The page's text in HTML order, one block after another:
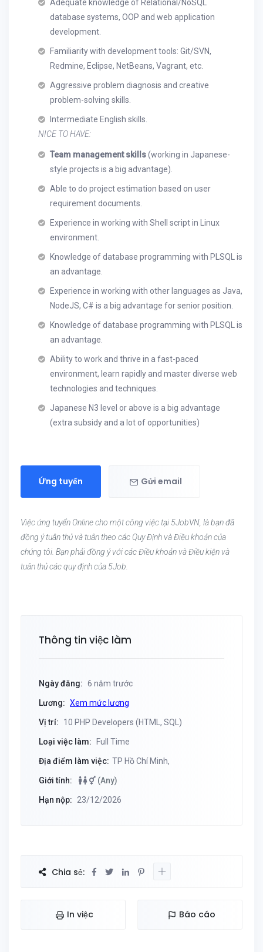
Adequate knowledge of Relational/NoSQL
database systems, OOP and web application
development.
Familiarity with development tools: Git/SVN,
Redmine, Eclipse, NetBeans, Vagrant, etc.
Aggressive problem diagnosis and creative
problem-solving skills.
Intermediate English skills.
NICE TO HAVE:
Team management skills(working in Japanese-
style projects is a big advantage).
Able to do project estimation based on user
requirement documents.
Experience in working with Shell script in Linux
environment.
Knowledge of database programming with PLSQL is
an advantage.
Experience in working with other languages as Java,
NodeJS, C# is a big advantage for senior position.
Knowledge of database programming with PLSQL is
an advantage.
Ability to work and thrive in a fast-paced
environment, learn rapidly and master diverse web
technologies and techniques.
Japanese N3 level or above is a big advantage
(extra subsidy and a lot of opportunities)
Ứng tuyển Gửi email
Việc ứng tuyển Online cho một công việc tại 5JobVN, là bạn đã
đồng ý tuân thủ và tuân theo các Quy Định và Điều khoản của
chúng tôi. Bạn phải đồng ý với các Điều khoản và Điều kiện và
tuân thủ các quy định của 5Job.
Thông tin việc làm
Ngày đăng: 6 năm trước
Lương: Xem mức lương
Vị trí: 10 PHP Developers (HTML, SQL)
Loại việc làm: Full Time
Địa điểm làm việc: TP Hồ Chí Minh,
Giới tính: (Any)
Hạn nộp: 23/12/2026
Chia sẻ:
In việc Báo cáo